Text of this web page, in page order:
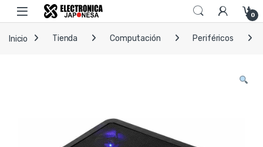
Skip to navigation
Skip to content
Open 0
Inicio Tienda Computación Periféricos